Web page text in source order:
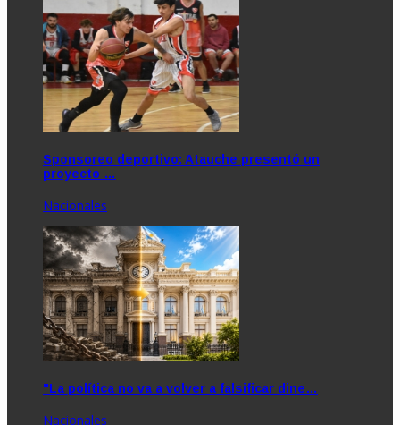
Sponsoreo deportivo: Atauche presentó un
proyecto …
Nacionales
"La política no va a volver a falsificar dine…
Nacionales